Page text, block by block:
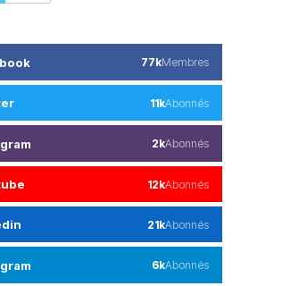
77kMembres
11kAbonnés
2kAbonnés
12kAbonnés
21kAbonnés
6kAbonnés